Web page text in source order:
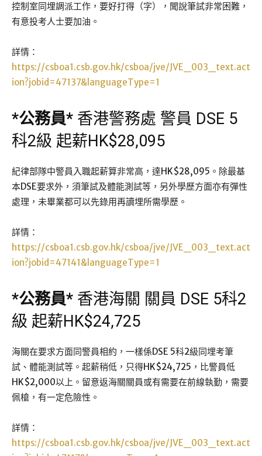
控制室同埋調派工作，要好打得（字），聞說筆試非常困難，
有意投考人士要加油。
詳情：
https://csboa1.csb.gov.hk/csboa/jve/JVE_003_text.act
ion?jobid=47137&languageType=1
*公務員* 香港警務處 警員 DSE 5
科2級 起薪HK$28,095
紀律部隊中警員入職起薪算非常高，達HK$28,095。除最基
本DSE要求外，須筆試及體能測試等，另外學歷方面亦有彈性
處理，未畢業都可以先錄用再讀埋所需學歷。
詳情：
https://csboa1.csb.gov.hk/csboa/jve/JVE_003_text.act
ion?jobid=47141&languageType=1
*公務員* 香港海關 關員 DSE 5科2
級 起薪HK$24,725
海關在要求方面同警員相約，一樣係DSE 5科2級同埋考筆
試、體能測試等。起薪稍低，只得HK$24,725，比警員低
HK$2,000以上。留意返海關關員或有需要在前線執勤，需要
佩槍，有一定危險性。
詳情：
https://csboa1.csb.gov.hk/csboa/jve/JVE_003_text.act